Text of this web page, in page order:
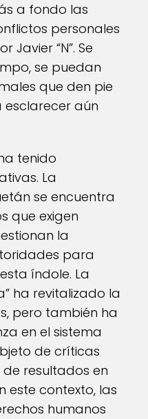
a fondo las
personales
“N”. Se
se puedan
que den pie
esclarecer aún
tenido
La
se encuentra
que exigen
la
para
índole. La
ha revitalizado la
pero también ha
en el sistema
de críticas
resultados en
este contexto, las
humanos